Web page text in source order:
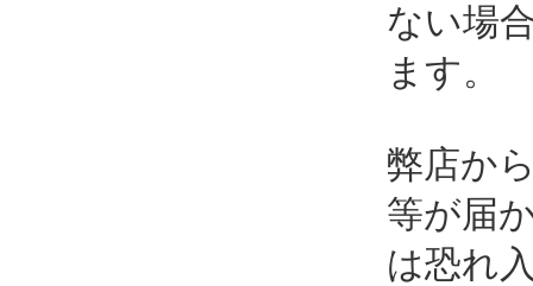
ない場
ます。
弊店か
等が届
は恐れ